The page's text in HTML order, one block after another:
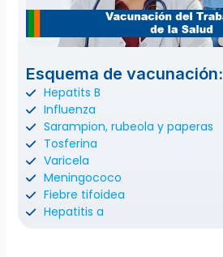
Esquema de vacunación:
Hepatits B
Influenza
Sarampion, rubeola y paperas
Tosferina
Varicela
Meningococo
Fiebre tifoidea
Hepatitis a